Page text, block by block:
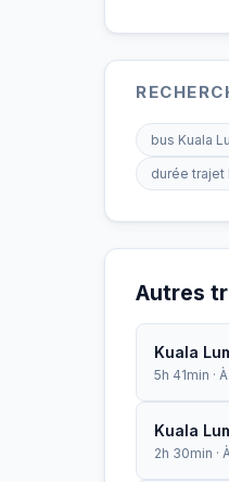
bus Kuala
durée trajet
Autres
Kuala
5h 41min ·
Kuala
2h 30min ·